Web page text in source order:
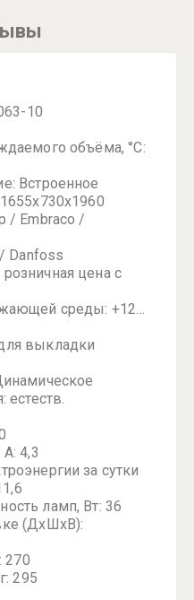
10
объёма, °C:
Встроенное
/ Embraco /
Danfoss
цена с
среды: +12…
выкладки
естеств.
4,3
за сутки
ламп, Вт: 36
(ДхШхВ):
270
295